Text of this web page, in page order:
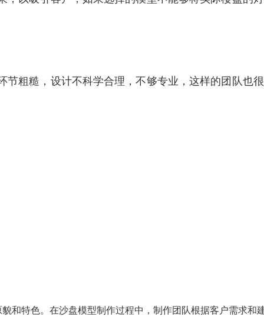
糙，设计不科学合理，不够专业，这样的团队也
和特色。在沙盘模型制作过程中，制作团队根据客户需求和